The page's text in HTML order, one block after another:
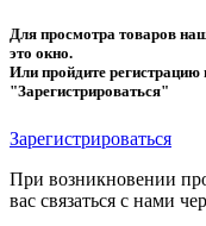
Для просмотра товаров
это окно.
Или пройдите регистрацию
"Зарегистрироваться"
Зарегистрироваться
При возникновении
вас связаться с нами